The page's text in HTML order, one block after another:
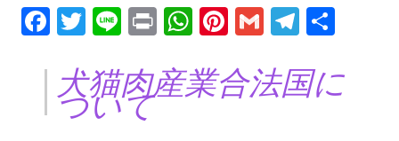
F
a
c
e
T
wi
tt
er
Li
n
e
Pr
in
t
W
h
at
s
Pi
nt
er
e
G
m
ail
T
el
e
gr
犬猫肉産業合法国に
ついて